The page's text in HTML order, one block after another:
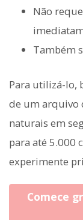
Não
Também
Para utilizá-lo,
de um arquivo
naturais em
para até 5.000
experimente
Comece